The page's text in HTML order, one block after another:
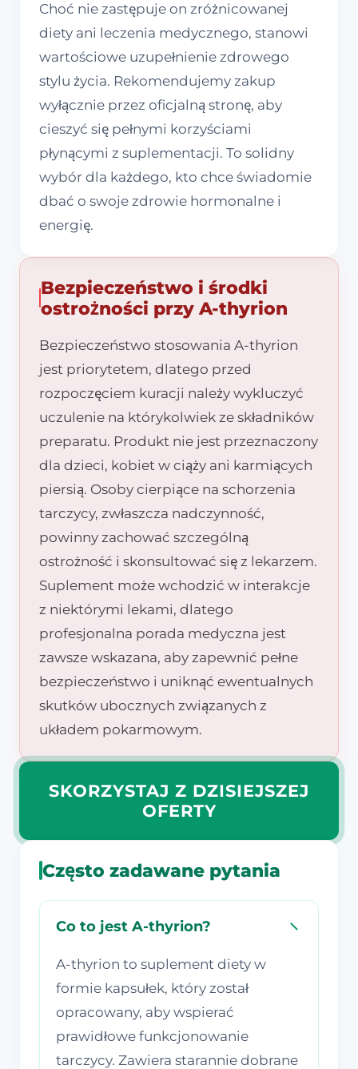
Choć nie zastępuje on zróżnicowanej
diety ani leczenia medycznego, stanowi
wartościowe uzupełnienie zdrowego
stylu życia. Rekomendujemy zakup
wyłącznie przez oficjalną stronę, aby
cieszyć się pełnymi korzyściami
płynącymi z suplementacji. To solidny
wybór dla każdego, kto chce świadomie
dbać o swoje zdrowie hormonalne i
energię.
Bezpieczeństwo i środki
ostrożności przy A-thyrion
Bezpieczeństwo stosowania A-thyrion
jest priorytetem, dlatego przed
rozpoczęciem kuracji należy wykluczyć
uczulenie na którykolwiek ze składników
preparatu. Produkt nie jest przeznaczony
dla dzieci, kobiet w ciąży ani karmiących
piersią. Osoby cierpiące na schorzenia
tarczycy, zwłaszcza nadczynność,
powinny zachować szczególną
ostrożność i skonsultować się z lekarzem.
Suplement może wchodzić w interakcje
z niektórymi lekami, dlatego
profesjonalna porada medyczna jest
zawsze wskazana, aby zapewnić pełne
bezpieczeństwo i uniknąć ewentualnych
skutków ubocznych związanych z
układem pokarmowym.
SKORZYSTAJ Z DZISIEJSZEJ
OFERTY
Często zadawane pytania
Co to jest A-thyrion?
A-thyrion to suplement diety w
formie kapsułek, który został
opracowany, aby wspierać
prawidłowe funkcjonowanie
tarczycy. Zawiera starannie dobrane